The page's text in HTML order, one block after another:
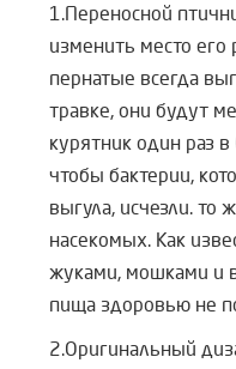
1.Переносной
изменить место его
пернатые всегда
травке, они будут
курятник один раз
чтобы бактерии,
выгула, исчезли. то
насекомых. Как
жуками, мошками и
пища здоровью не
2.Оригинальный